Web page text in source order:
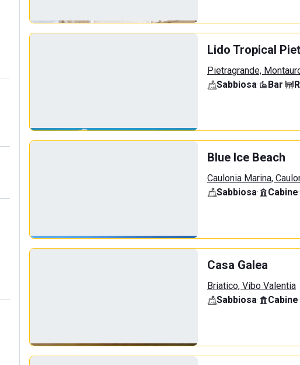
Lido Tropical
Pietragrande,
Sabbiosa· Bar·
Blue Ice Beach
Caulonia Marina,
Sabbiosa· Cabine·
Casa Galea
Briatico, Vibo Valentia
Sabbiosa· Cabine·